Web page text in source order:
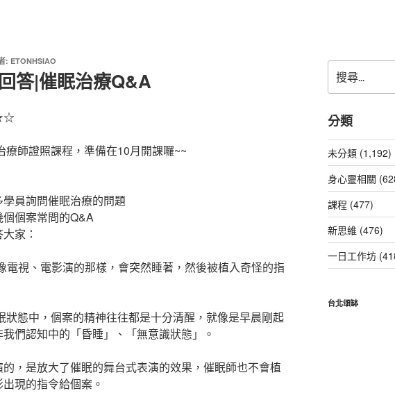
: ETONHSIAO
答|催眠治療Q&A
療師證照課程，準備在10月開課囉~~
員詢問催眠治療的問題
個案常問的Q&A
家：
電視、電影演的那樣，會突然睡著，然後被植入奇怪的指
狀態中，個案的精神往往都是十分清醒，就像是早晨剛起
們認知中的「昏睡」、「無意識狀態」。
，是放大了催眠的舞台式表演的效果，催眠師也不會植
現的指令給個案。
尋
關
鍵
字:
分類
未分類 (1,192)
身心靈相關
課程 (477)
新思維 (476)
一日工作坊
台北頌缽